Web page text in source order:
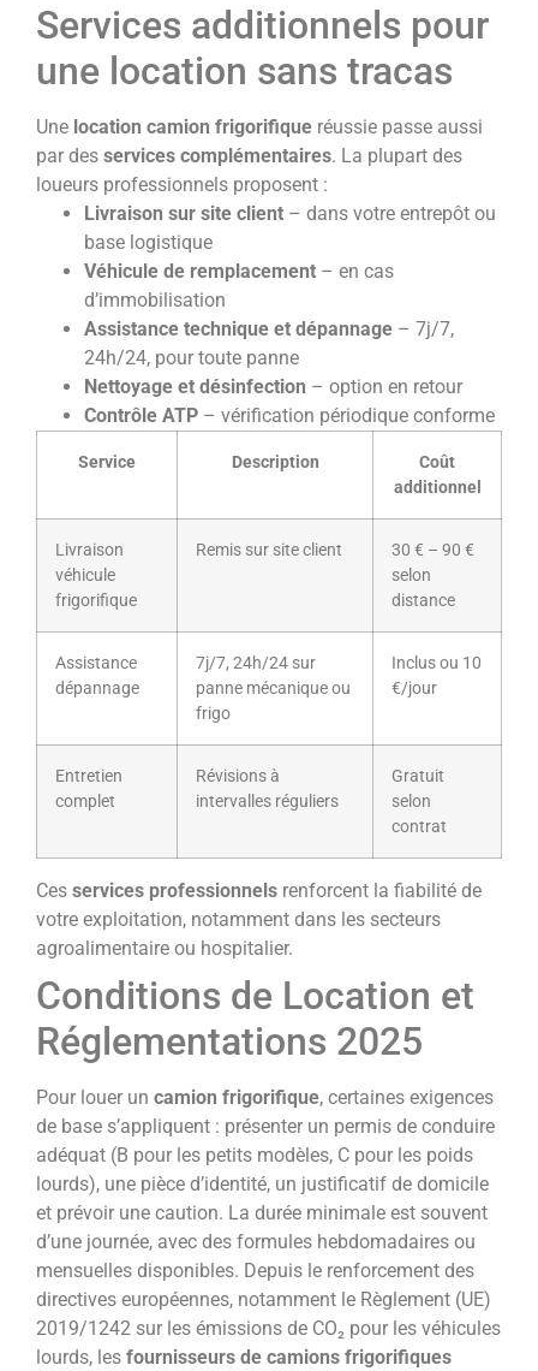
Services additionnels pour
une location sans tracas
Une location camion frigorifique réussie passe aussi
par des services complémentaires. La plupart des
loueurs professionnels proposent :
Livraison sur site client – dans votre entrepôt ou
base logistique
Véhicule de remplacement – en cas
d’immobilisation
Assistance technique et dépannage – 7j/7,
24h/24, pour toute panne
Nettoyage et désinfection – option en retour
Contrôle ATP – vérification périodique conforme
Service Description
Coût
additionnel
Livraison
véhicule
frigorifique
Remis sur site client
30 € – 90 €
selon
distance
Assistance
dépannage
7j/7, 24h/24 sur
panne mécanique ou
frigo
Inclus ou 10
€/jour
Entretien
complet
Révisions à
intervalles réguliers
Gratuit
selon
contrat
Ces services professionnels renforcent la fiabilité de
votre exploitation, notamment dans les secteurs
agroalimentaire ou hospitalier.
Conditions de Location et
Réglementations 2025
Pour louer un camion frigorifique, certaines exigences
de base s’appliquent : présenter un permis de conduire
adéquat (B pour les petits modèles, C pour les poids
lourds), une pièce d’identité, un justificatif de domicile
et prévoir une caution. La durée minimale est souvent
d’une journée, avec des formules hebdomadaires ou
mensuelles disponibles. Depuis le renforcement des
directives européennes, notamment le Règlement (UE)
2019/1242 sur les émissions de CO₂ pour les véhicules
lourds, les fournisseurs de camions frigorifiques